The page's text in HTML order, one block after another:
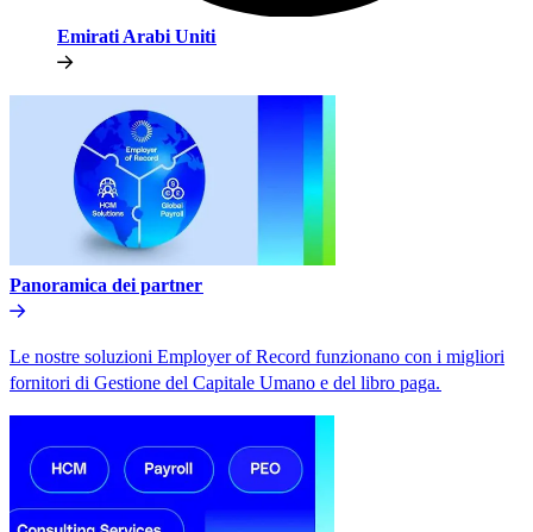
Emirati Arabi Uniti​​
Panoramica dei partner​​
Le nostre soluzioni Employer of Record funzionano con i migliori
fornitori di Gestione del Capitale Umano e del libro paga.​​